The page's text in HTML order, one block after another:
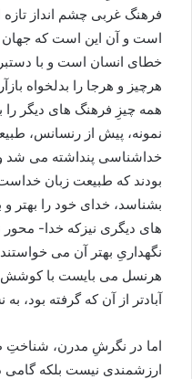
فرهنگ غربى چشم انداز تازه
است و آن اين است كه جهان
خطای انسان است و با
هرچیز و هرجا را بدلخواه
همه چیزِ فرهنگ های دیگر را
نمونه، پیش از رنسانس،
خداشناسی پنداشته می شد و
بودند که طبیعت زبان خداست
بشناسد، خدای خود را بهتر
های دیگری نیزکه خدا-
نگهداریِ بهتر آن می خواستند
هرنسل می بایست با کوشش
آبادتر از آن که گرفته بود،
اما در نگرشِ مدرن، شناختِ
ارزشمندی نیست بلکه گامی